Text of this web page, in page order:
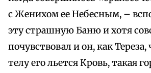
с Женихом ее Небесным, –
эту страшную Баню и хотя
почувствовал и он, как
телу его льется Кровь, такая